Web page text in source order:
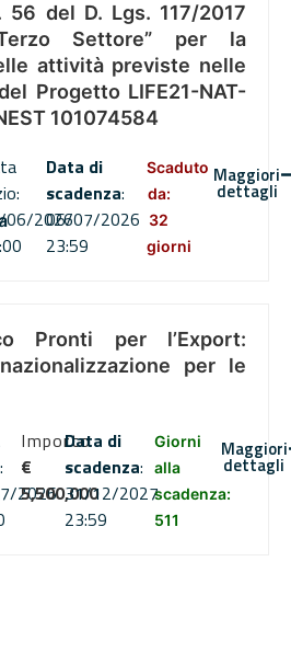
56 del D. Lgs. 117/2017
Settore” per la
attività previste nelle
Progetto LIFE21-NAT-
101074584
06/2026
Data di
scadenza:
06/07/2026
23:59
Scaduto
da:
32
giorni
Maggiori
dettagli
Pronti per l’Export:
per le
2026
Importo
€
5,500,000
Data di
scadenza:
31/12/2027
23:59
Giorni
alla
scadenza:
511
Maggiori
dettagli